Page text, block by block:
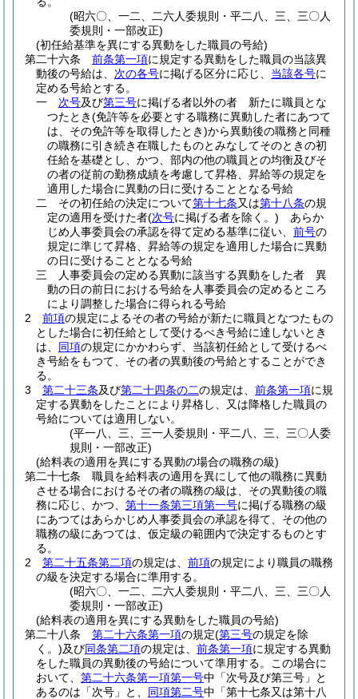
(昭六〇、一二、二六人委規則・平二八、三、三〇人
委規則・一部改正)
(初任給基準を異にする異動をした職員の号給)
第二十六条
前条第一項に規定する異動をした職員の当該異
動後の号給は、 次の各号に掲げる区分に応じ、 当該各号に
定める号給とする。
一
次号及び第三号に掲げる者以外の者 新たに職員とな
つたとき(免許等を必要とする職務に異動した者にあつて
は、その免許等を取得したとき)から異動後の職務と同種
の職務に引き続き在職したものとみなしてそのときの初
任給を基礎とし、かつ、部内の他の職員との均衡及びそ
の者の従前の勤務成績を考慮して昇格、昇給等の規定を
適用した場合に異動の日に受けることとなる号給
二
その初任給の決定について第十七条又は第十八条の規
定の適用を受けた者(次号に掲げる者を除く。) あらか
じめ人事委員会の承認を得て定める基準に従い、 前号の
規定に準じて昇格、昇給等の規定を適用した場合に異動
の日に受けることとなる号給
三
人事委員会の定める異動に該当する異動をした者 異
動の日の前日における号給を人事委員会の定めるところ
により調整した場合に得られる号給
2
前項の規定によるその者の号給が新たに職員となつたもの
とした場合に初任給として受けるべき号給に達しないとき
は、 同項の規定にかかわらず、当該初任給として受けるべ
き号給をもつて、その者の異動後の号給とすることができ
る。
3
第二十三条及び第二十四条の二の規定は、 前条第一項に規
定する異動をしたことにより昇格し、又は降格した職員の
号給については適用しない。
(平一八、三、三一人委規則・平二八、三、三〇人委
規則・一部改正)
(給料表の適用を異にする異動の場合の職務の級)
第二十七条
職員を給料表の適用を異にして他の職務に異動
させる場合におけるその者の職務の級は、その異動後の職
務に応じ、かつ、 第十一条第三項第一号に掲げる職務の級
にあつてはあらかじめ人事委員会の承認を得て、その他の
職務の級にあつては、仮定級の範囲内で決定するものとす
る。
2
第二十五条第二項の規定は、 前項の規定により職員の職務
の級を決定する場合に準用する。
(昭六〇、一二、二六人委規則・平二八、三、三〇人
委規則・一部改正)
(給料表の適用を異にする異動をした職員の号給)
第二十八条
第二十六条第一項の規定(第三号の規定を除
く。)及び同条第二項の規定は、 前条第一項に規定する異動
をした職員の異動後の号給について準用する。
この場合に
おいて、 第二十六条第一項第一号中「次号及び第三号」と
あるのは「次号」と、 同項第二号中「第十七条又は第十八